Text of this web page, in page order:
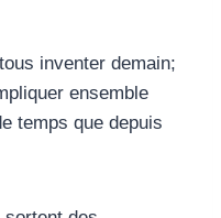
inventer demain;
ensemble
temps que depuis